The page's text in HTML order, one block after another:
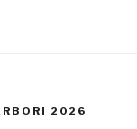
2026